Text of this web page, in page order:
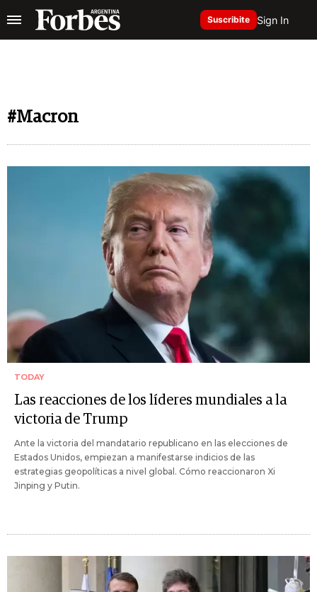
Suscribite Sign In
#Macron
TODAY
Las reacciones de los líderes mundiales a la
victoria de Trump
Ante la victoria del mandatario republicano en las elecciones de
Estados Unidos, empiezan a manifestarse indicios de las
estrategias geopolíticas a nivel global. Cómo reaccionaron Xi
Jinping y Putin.